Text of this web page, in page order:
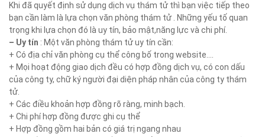
Khi đã quyết định sử dụng dịch vụ thám tử thì bạn việc tiếp theo
bạn cần làm là lựa chọn văn phòng thám tử . Những yếu tố quan
trọng khi lựa chọn đó là uy tín, bảo mật,năng lực và chi phí.
– Uy tín : Một văn phòng thám tử uy tín cần:
+ Có địa chỉ văn phòng cụ thể công bố trong website….
+ Mọi hoạt động giao dịch đều có hợp đồng dịch vụ, có con dấu
của công ty, chữ ký người đại diện pháp nhân của công ty thám
tử.
+ Các điều khoản hợp đồng rõ ràng, minh bạch.
+ Chi phí hợp đồng được ghi cụ thể
+ Hợp đồng gồm hai bản có giá trị ngang nhau